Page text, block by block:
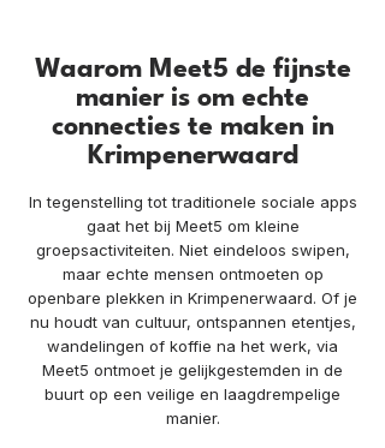
Waarom Meet5 de fijnste
manier is om echte
connecties te maken in
Krimpenerwaard
In tegenstelling tot traditionele sociale apps
gaat het bij Meet5 om kleine
groepsactiviteiten. Niet eindeloos swipen,
maar echte mensen ontmoeten op
openbare plekken in Krimpenerwaard. Of je
nu houdt van cultuur, ontspannen etentjes,
wandelingen of koffie na het werk, via
Meet5 ontmoet je gelijkgestemden in de
buurt op een veilige en laagdrempelige
manier.